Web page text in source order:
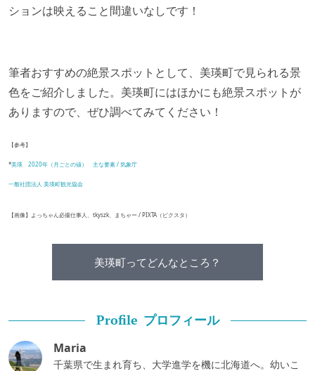
ションは映えること間違いなしです！
筆者おすすめの絶景スポットとして、美瑛町で見られる景
色をご紹介しました。美瑛町にはほかにも絶景スポットが
ありますので、ぜひ調べてみてください！
【参考】
*美瑛 2020年（月ごとの値） 主な要素 / 気象庁
一般社団法人 美瑛町観光協会
【画像】よっちゃん必撮仕事人、tkyszk、まちゃー / PIXTA（ピクスタ）
美瑛町ってどんなところ？
Profile プロフィール
Maria
千葉県で生まれ育ち、大学進学を機に北海道へ。幼いこ